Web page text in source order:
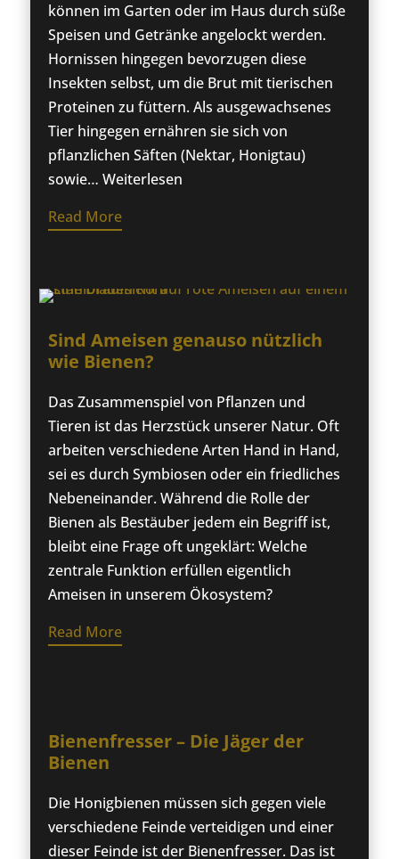
können im Garten oder im Haus durch süße
Speisen und Getränke angelockt werden.
Hornissen hingegen bevorzugen diese
Insekten selbst, um die Brut mit tierischen
Proteinen zu füttern. Als ausgewachsenes
Tier hingegen ernähren sie sich von
pflanzlichen Säften (Nektar, Honigtau)
sowie… Weiterlesen
Read More
Sind Ameisen genauso nützlich
wie Bienen?
Das Zusammenspiel von Pflanzen und
Tieren ist das Herzstück unserer Natur. Oft
arbeiten verschiedene Arten Hand in Hand,
sei es durch Symbiosen oder ein friedliches
Nebeneinander. Während die Rolle der
Bienen als Bestäuber jedem ein Begriff ist,
bleibt eine Frage oft ungeklärt: Welche
zentrale Funktion erfüllen eigentlich
Ameisen in unserem Ökosystem?
Read More
Bienenfresser – Die Jäger der
Bienen
Die Honigbienen müssen sich gegen viele
verschiedene Feinde verteidigen und einer
dieser Feinde ist der Bienenfresser. Das ist